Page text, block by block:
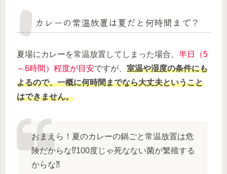
カレーの常温放置は夏だと何時間まで？
夏場にカレーを常温放置してしまった場合、 半日（5
～6時間）程度が目安ですが、 室温や湿度の条件にも
よるので、一概に何時間までなら大丈夫ということ
はできません。
おまえら！夏のカレーの鍋ごと常温放置は危
険だからな⁉100度じゃ死なない菌が繁殖する
からな⁈